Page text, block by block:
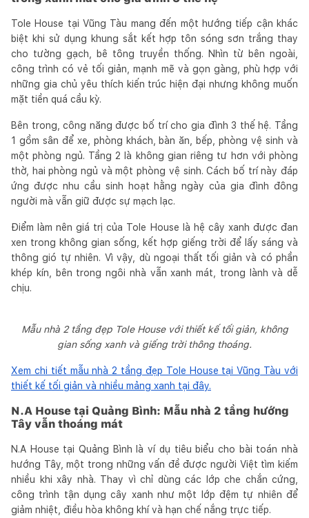
Tole House tại Vũng Tàu mang đến một hướng tiếp cận khác
biệt khi sử dụng khung sắt kết hợp tôn sóng sơn trắng thay
cho tường gạch, bê tông truyền thống. Nhìn từ bên ngoài,
công trình có vẻ tối giản, mạnh mẽ và gọn gàng, phù hợp với
những gia chủ yêu thích kiến trúc hiện đại nhưng không muốn
mặt tiền quá cầu kỳ.
Bên trong, công năng được bố trí cho gia đình 3 thế hệ. Tầng
1 gồm sân để xe, phòng khách, bàn ăn, bếp, phòng vệ sinh và
một phòng ngủ. Tầng 2 là không gian riêng tư hơn với phòng
thờ, hai phòng ngủ và một phòng vệ sinh. Cách bố trí này đáp
ứng được nhu cầu sinh hoạt hằng ngày của gia đình đông
người mà vẫn giữ được sự mạch lạc.
Điểm làm nên giá trị của Tole House là hệ cây xanh được đan
xen trong không gian sống, kết hợp giếng trời để lấy sáng và
thông gió tự nhiên. Vì vậy, dù ngoại thất tối giản và có phần
khép kín, bên trong ngôi nhà vẫn xanh mát, trong lành và dễ
chịu.
Mẫu nhà 2 tầng đẹp Tole House với thiết kế tối giản, không
gian sống xanh và giếng trời thông thoáng.
Xem chi tiết mẫu nhà 2 tầng đẹp Tole House tại Vũng Tàu với
thiết kế tối giản và nhiều mảng xanh tại đây.
N.A House tại Quảng Bình: Mẫu nhà 2 tầng hướng
Tây vẫn thoáng mát
N.A House tại Quảng Bình là ví dụ tiêu biểu cho bài toán nhà
hướng Tây, một trong những vấn đề được người Việt tìm kiếm
nhiều khi xây nhà. Thay vì chỉ dùng các lớp che chắn cứng,
công trình tận dụng cây xanh như một lớp đệm tự nhiên để
giảm nhiệt, điều hòa không khí và hạn chế nắng trực tiếp.